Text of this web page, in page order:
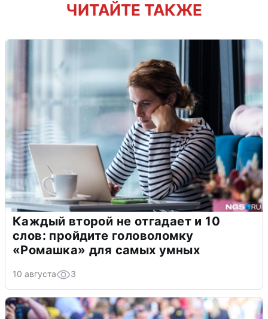
ЧИТАЙТЕ ТАКЖЕ
Каждый второй не отгадает и 10
слов: пройдите головоломку
«Ромашка» для самых умных
10 августа 3